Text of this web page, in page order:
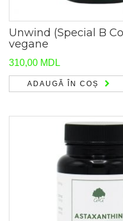
Unwind (Special B
vegane
310,00 MDL
ADAUGĂ ÎN COȘ